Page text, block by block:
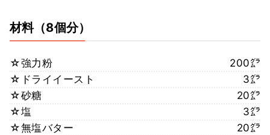
材料（8個分）
☆強力粉
200㌘
☆ドライイースト
3㌘
☆砂糖
20㌘
☆塩
3㌘
☆無塩バター
20㌘